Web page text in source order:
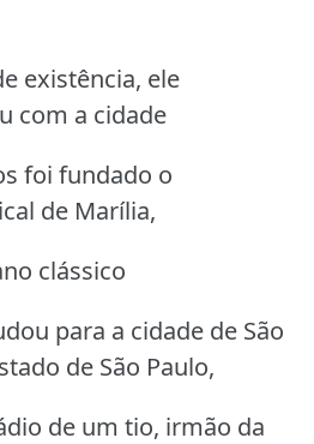
existência, ele
com a cidade
foi fundado o
de Marília,
clássico
para a cidade de São
de São Paulo,
de um tio, irmão da